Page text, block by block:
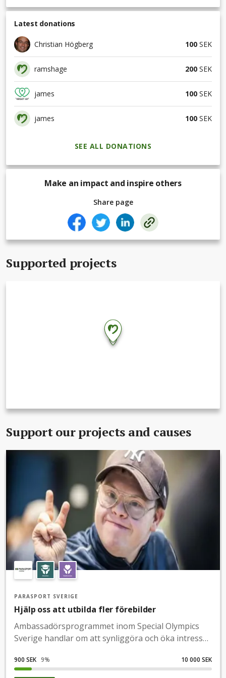
Latest donations
Christian Högberg 100 SEK
ramshage 200 SEK
james 100 SEK
james 100 SEK
SEE ALL DONATIONS
Make an impact and inspire others
Share page
Supported projects
Support our projects and causes
PARASPORT SVERIGE
Hjälp oss att utbilda fler förebilder
Ambassadörsprogrammet inom Special Olympics
Sverige handlar om att synliggöra och öka intresset
funktionsnedsättning. Programmet utbildar unga
idrottare till starka ledare och förebilder för att få
900 SEK 9% 10 000 SEK